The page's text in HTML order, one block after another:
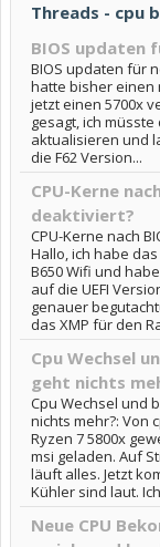
Threads - cpu
BIOS updaten
BIOS updaten für
hatte bisher einen
jetzt einen 5700x
gesagt, ich müsste
aktualisieren und
die F62 Version...
CPU-Kerne
deaktiviert?
CPU-Kerne nach
Hallo, ich habe
B650 Wifi und
auf die UEFI
genauer
das XMP für den
Cpu Wechsel
geht nichts
Cpu Wechsel und
nichts mehr?: Von
Ryzen 7 5800x
msi geladen. Auf
läuft alles. Jetzt
Kühler sind laut.
Neue CPU